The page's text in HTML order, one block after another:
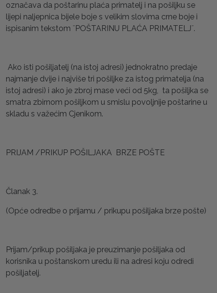
označava da poštarinu plaća primatelj i na pošiljku se
lijepi naljepnica bijele boje s velikim slovima crne boje i
ispisanim tekstom ˝POŠTARINU PLAĆA PRIMATELJ˝.
Ako isti pošiljatelj (na istoj adresi) jednokratno predaje
najmanje dvije i najviše tri pošiljke za istog primatelja (na
istoj adresi) i ako je zbroj mase veći od 5kg, ta pošiljka se
smatra zbirnom pošiljkom u smislu povoljnije poštarine u
skladu s važećim Cjenikom.
PRIJAM /PRIKUP POŠILJAKA BRZE POŠTE
Članak 3.
(Opće odredbe o prijamu / prikupu pošiljaka brze pošte)
Prijam/prikup pošiljaka je preuzimanje pošiljaka od
korisnika u poštanskom uredu ili na adresi koju odredi
pošiljatelj.